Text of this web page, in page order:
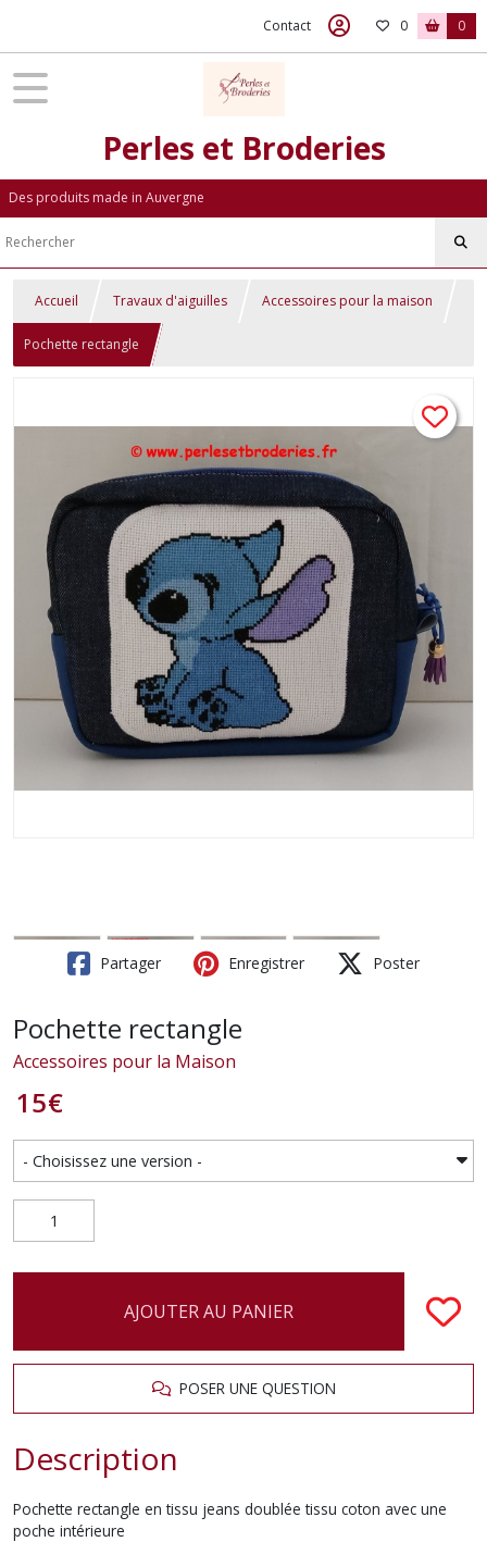
Contact 0 0
Perles et Broderies
Des produits made in Auvergne
Accueil Travaux d'aiguilles Accessoires pour la maison
Pochette rectangle
Partager Enregistrer Poster
Pochette rectangle
Accessoires pour la Maison
15€
AJOUTER AU PANIER
POSER UNE QUESTION
Description
Pochette rectangle en tissu jeans doublée tissu coton avec une
poche intérieure